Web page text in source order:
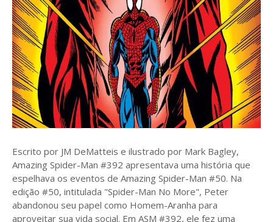
Escrito por JM DeMatteis e ilustrado por Mark Bagley,
Amazing Spider-Man #392 apresentava uma história que
espelhava os eventos de Amazing Spider-Man #50. Na
edição #50, intitulada "Spider-Man No More", Peter
abandonou seu papel como Homem-Aranha para
aproveitar sua vida social. Em ASM #392, ele fez uma